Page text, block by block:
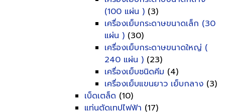
(100 แผ่น ) (3)
เครื่องเย็บกระดาษขนาดเล็ก (30
แผ่น ) (30)
เครื่องเย็บกระดาษขนาดใหญ่ (
240 แผ่น ) (23)
เครื่องเย็บชนิดคีม (4)
เครื่องเย็บแขนยาว เย็บกลาง (3)
เบ็ดเตล็ด (10)
แท่นตัดเทปไฟฟ้า (17)